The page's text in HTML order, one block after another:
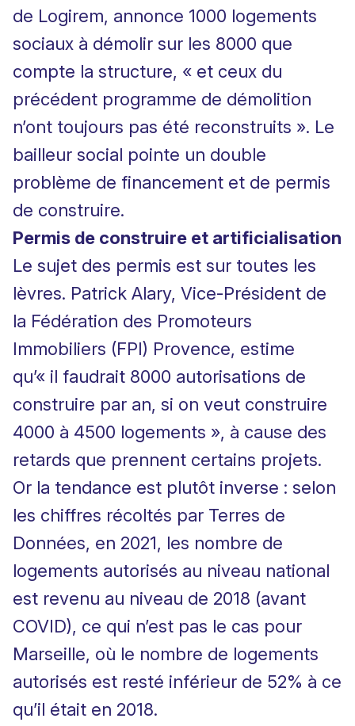
de Logirem, annonce 1000 logements
sociaux à démolir sur les 8000 que
compte la structure, « et ceux du
précédent programme de démolition
n’ont toujours pas été reconstruits ». Le
bailleur social pointe un double
problème de financement et de permis
de construire.
Permis de construire et artificialisation
Le sujet des permis est sur toutes les
lèvres. Patrick Alary, Vice-Président de
la Fédération des Promoteurs
Immobiliers (FPI) Provence, estime
qu’« il faudrait 8000 autorisations de
construire par an, si on veut construire
4000 à 4500 logements », à cause des
retards que prennent certains projets.
Or la tendance est plutôt inverse : selon
les chiffres récoltés par Terres de
Données, en 2021, les nombre de
logements autorisés au niveau national
est revenu au niveau de 2018 (avant
COVID), ce qui n’est pas le cas pour
Marseille, où le nombre de logements
autorisés est resté inférieur de 52% à ce
qu’il était en 2018.